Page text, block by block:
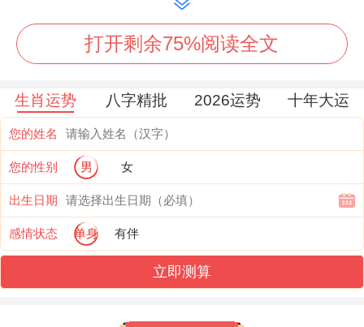
有伴侣的记得检查冰箱存货~对方大概会意
外的提议尝试分子料理。虽说如此用液氮处
手忙脚乱的画面会被路过的月亮拍下来，变
成十年后纪念日上最搞笑的回忆素材。
微波炉爆炸险情？别担心、哪只是火星开的
玩笑～
上午九点半打开股票软件前先深呼吸！天王
星在第二宫制造的波动会让新能源板块意外
打开剩余75%阅读全文
生肖运势 八字精批 2026运势 十年大运
您的姓名
您的性别 男 女
出生日期
感情状态 单身 有伴
立即测算